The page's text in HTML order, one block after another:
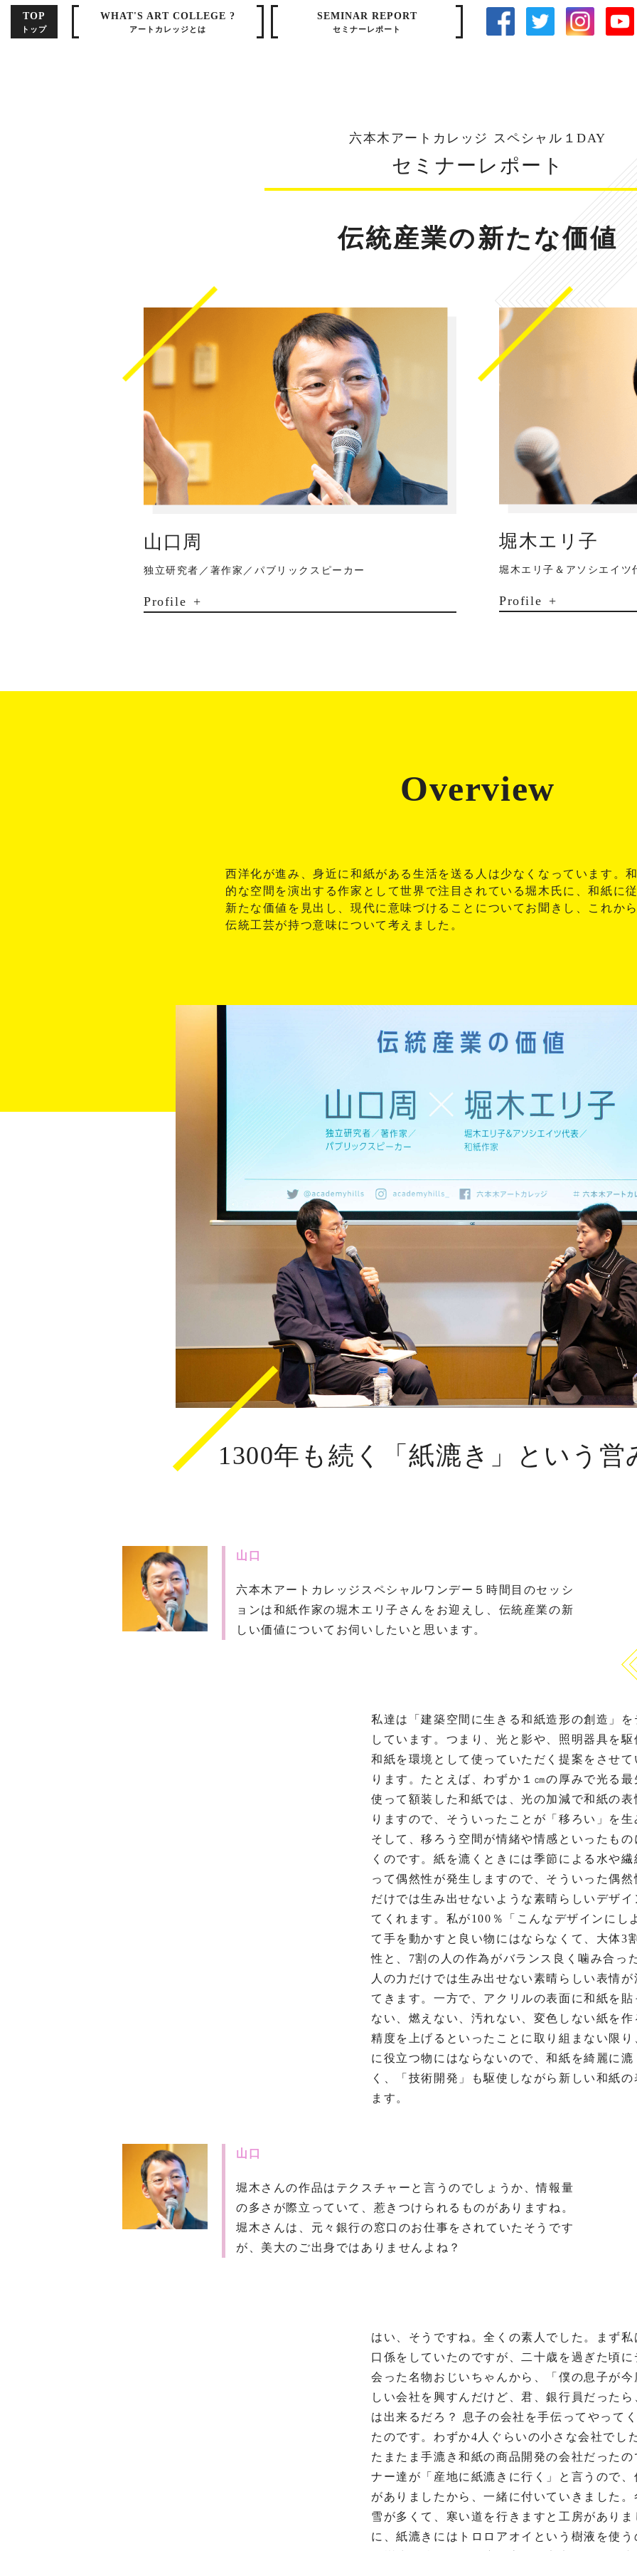
TOP
トップ
WHAT'S ART COLLEGE ?
アートカレッジとは
SEMINAR REPORT
セミナーレポート
六本木アートカレッジ スペシャル１DAY
セミナーレポート
伝統産業の新たな価値
山口周
独立研究者／著作家／パブリックスピーカー
Profile
堀木エリ子
堀木エリ子＆アソシエイツ
Profile
Overview
西洋化が進み、身近に和紙がある生活を送る人は少なくなっています。
的な空間を演出する作家として世界で注目されている堀木氏に、和紙に
新たな価値を見出し、現代に意味づけることについてお聞きし、これか
伝統工芸が持つ意味について考えました。
1300年も続く「紙漉き」という営
山口
六本木アートカレッジスペシャルワンデー５時間目のセッシ
ョンは和紙作家の堀木エリ子さんをお迎えし、伝統産業の新
しい価値についてお伺いしたいと思います。
私達は「建築空間に生きる和紙造形の創造」
しています。つまり、光と影や、照明器具を
和紙を環境として使っていただく提案をさせ
ります。たとえば、わずか１㎝の厚みで光る
使って額装した和紙では、光の加減で和紙の
りますので、そういったことが「移ろい」を
そして、移ろう空間が情緒や情感といったも
くのです。紙を漉くときには季節による水や
って偶然性が発生しますので、そういった偶
だけでは生み出せないような素晴らしいデザ
てくれます。私が100％「こんなデザインにし
て手を動かすと良い物にはならなくて、大体3
性と、7割の人の作為がバランス良く噛み合っ
人の力だけでは生み出せない素晴らしい表情
てきます。一方で、アクリルの表面に和紙を
ない、燃えない、汚れない、変色しない紙を
精度を上げるといったことに取り組まない限
に役立つ物にはならないので、和紙を綺麗に
く、「技術開発」も駆使しながら新しい和紙
ます。
山口
堀木さんの作品はテクスチャーと言うのでしょうか、情報量
の多さが際立っていて、惹きつけられるものがありますね。
堀木さんは、元々銀行の窓口のお仕事をされていたそうです
が、美大のご出身ではありませんよね？
はい、そうですね。全くの素人でした。まず
口係をしていたのですが、二十歳を過ぎた頃
会った名物おじいちゃんから、「僕の息子が
しい会社を興すんだけど、君、銀行員だった
は出来るだろ？ 息子の会社を手伝ってやって
たのです。わずか4人ぐらいの小さな会社でし
たまたま手漉き和紙の商品開発の会社だった
ナー達が「産地に紙漉きに行く」と言うので
がありましたから、一緒に付いていきました
雪が多くて、寒い道を行きますと工房があり
に、紙漉きにはトロロアオイという樹液を使